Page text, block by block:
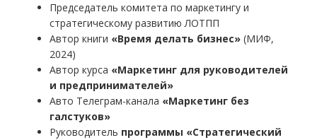
Председатель комитета по маркетингу и
стратегическому развитию ЛОТПП
Автор книги «Время делать бизнес» (МИФ,
2024)
Автор курса «Маркетинг для руководителей
и предпринимателей»
Авто Телеграм-канала «Маркетинг без
галстуков»
Руководитель программы «Стратегический